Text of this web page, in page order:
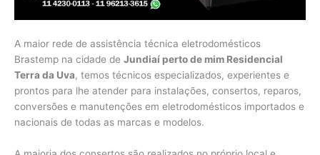
A maior rede de assistência técnica eletrodomésticos
Brastemp na cidade de Jundiaí perto de mim Residencial
Terra da Uva, temos técnicos especializados, experientes e
prontos para lhe atender para instalações, consertos, reparos,
conversões e manutenções em eletrodomésticos importados e
nacionais de todas as marcas e modelos.